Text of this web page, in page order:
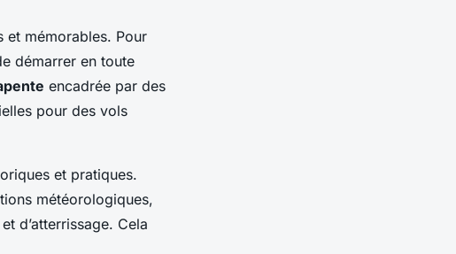
et mémorables. Pour
démarrer en toute
encadrée par des
pour des vols
et pratiques.
météorologiques,
d’atterrissage. Cela